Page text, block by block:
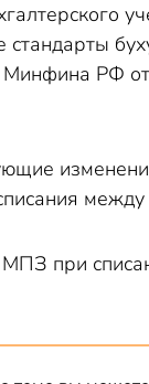
стандарты
РФ
при